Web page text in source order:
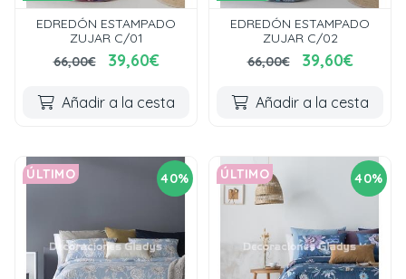
EDREDÓN ESTAMPADO
ZUJAR C/01
66,00€
39,60€
Añadir a la cesta
EDREDÓN ESTAMPADO
ZUJAR C/02
66,00€
39,60€
Añadir a la cesta
40%
ÚLTIMO 40%
ÚLTIMO